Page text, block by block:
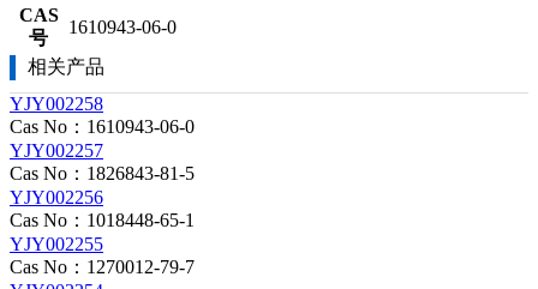
CAS
号
1610943-06-0
相关产品
YJY002258
Cas No：1610943-06-0
YJY002257
Cas No：1826843-81-5
YJY002256
Cas No：1018448-65-1
YJY002255
Cas No：1270012-79-7